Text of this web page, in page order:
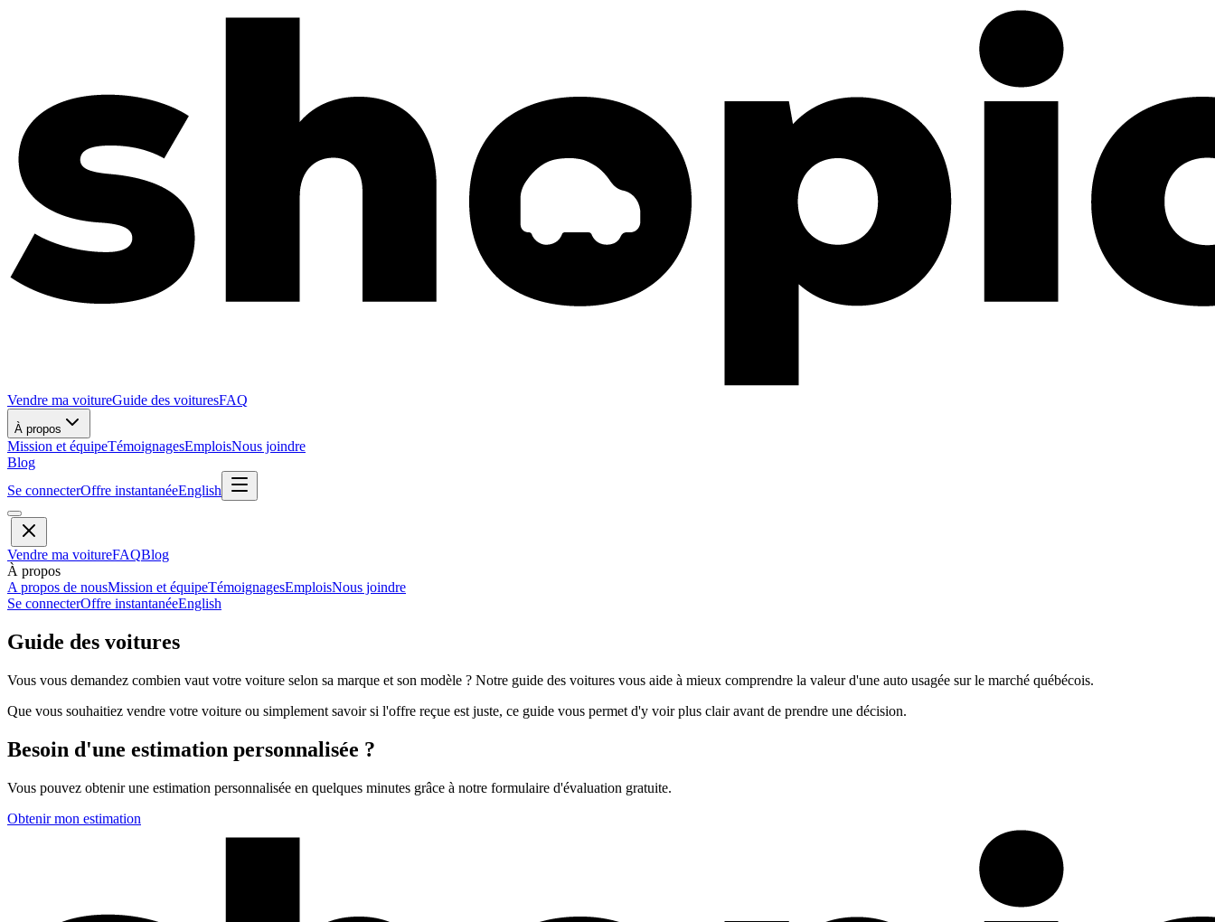
Vendre ma voitureGuide des voituresFAQ
À propos
Mission et équipeTémoignagesEmploisNous joindre
Blog
Se connecterOffre instantanéeEnglish
Vendre ma voitureFAQBlog
À propos
A propos de nousMission et équipeTémoignagesEmploisNous joindre
Se connecterOffre instantanéeEnglish
Guide des voitures
Vous vous demandez combien vaut votre voiture selon sa marque et son modèle ? Notre guide des voitures vous aide à mieux comprendre la valeur d'une auto usagée sur le marché québécois.
Que vous souhaitiez vendre votre voiture ou simplement savoir si l'offre reçue est juste, ce guide vous permet d'y voir plus clair avant de prendre une décision.
Besoin d'une estimation personnalisée ?
Vous pouvez obtenir une estimation personnalisée en quelques minutes grâce à notre formulaire d'évaluation gratuite.
Obtenir mon estimation